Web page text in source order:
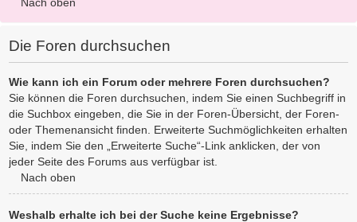
Nach oben
Die Foren durchsuchen
Wie kann ich ein Forum oder mehrere Foren durchsuchen?
Sie können die Foren durchsuchen, indem Sie einen Suchbegriff in
die Suchbox eingeben, die Sie in der Foren-Übersicht, der Foren-
oder Themenansicht finden. Erweiterte Suchmöglichkeiten erhalten
Sie, indem Sie den „Erweiterte Suche“-Link anklicken, der von
jeder Seite des Forums aus verfügbar ist.
Nach oben
Weshalb erhalte ich bei der Suche keine Ergebnisse?